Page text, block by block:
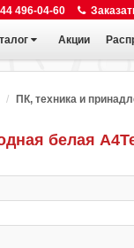
496-04-60
Акции
ПК, техника и
белая